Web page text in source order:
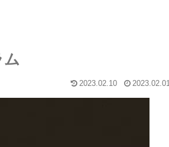
2023.02.10 2023.02.01